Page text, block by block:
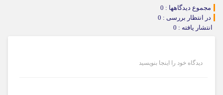
مجموع دیدگاهها : 0
در انتظار بررسی : 0
انتشار یافته : 0
دیدگاه خود را اینجا بنویسید